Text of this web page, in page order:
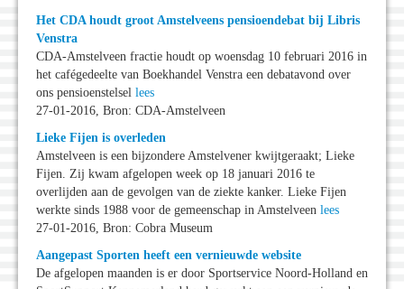
Het CDA houdt groot Amstelveens pensioendebat bij Libris
Venstra
CDA-Amstelveen fractie houdt op woensdag 10 februari 2016 in
het cafégedeelte van Boekhandel Venstra een debatavond over
ons pensioenstelsel lees
27-01-2016, Bron: CDA-Amstelveen
Lieke Fijen is overleden
Amstelveen is een bijzondere Amstelvener kwijtgeraakt; Lieke
Fijen. Zij kwam afgelopen week op 18 januari 2016 te
overlijden aan de gevolgen van de ziekte kanker. Lieke Fijen
werkte sinds 1988 voor de gemeenschap in Amstelveen lees
27-01-2016, Bron: Cobra Museum
Aangepast Sporten heeft een vernieuwde website
De afgelopen maanden is er door Sportservice Noord-Holland en